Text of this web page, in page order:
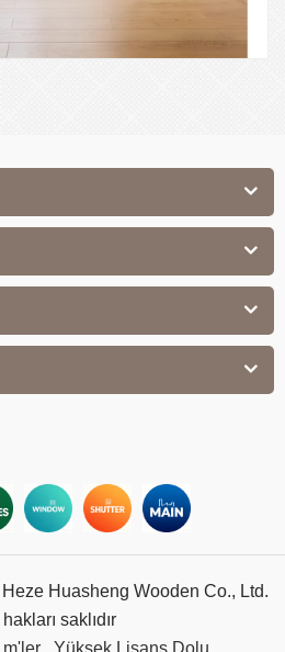
Huasheng Wooden Co., Ltd.
saklıdır
Yüksek Lisans Dolu